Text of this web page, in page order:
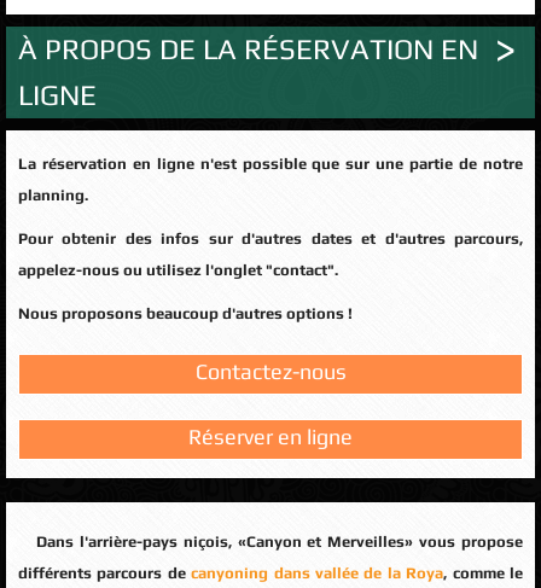
À PROPOS DE LA RÉSERVATION EN
LIGNE
La réservation en ligne n'est possible que sur une partie de notre
planning.
Pour obtenir des infos sur d'autres dates et d'autres parcours,
appelez-nous ou utilisez l'onglet "contact".
Nous proposons beaucoup d'autres options !
Contactez-nous
Réserver en ligne
Dans l'arrière-pays niçois, «Canyon et Merveilles» vous propose
différents parcours decanyoning dans vallée de la Roya, comme le